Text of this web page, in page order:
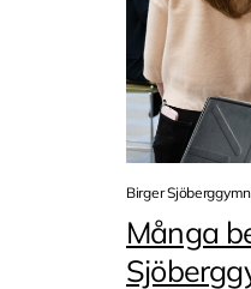
Birger
Många